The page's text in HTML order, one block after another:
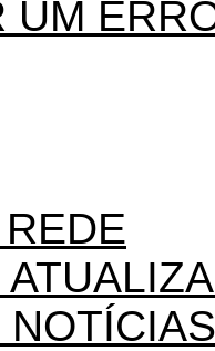
UM
NOTÍCIAS